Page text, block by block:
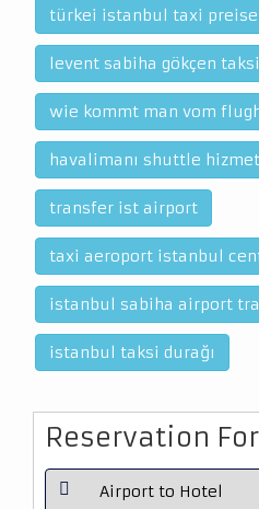
türkei istanbul taxi preise
levent sabiha gökçen
wie kommt man vom
havalimanı shuttle
transfer ist airport
taxi aeroport istanbul
istanbul sabiha airport
istanbul taksi durağı
Reservation